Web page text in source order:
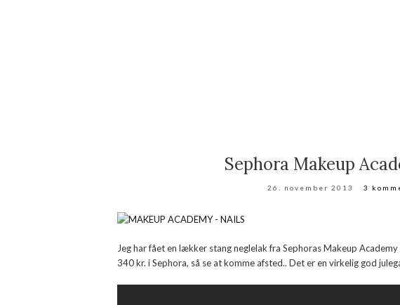
Sephora Makeup
26. november 2013 3
Jeg har fået en lækker stang neglelak fra Sephoras Makeup
340 kr. i Sephora, så se at komme afsted.. Det er en virkelig god